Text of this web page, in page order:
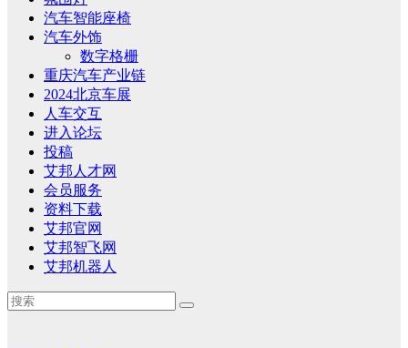
汽车智能座椅
汽车外饰
数字格栅
重庆汽车产业链
2024北京车展
人车交互
进入论坛
投稿
艾邦人才网
会员服务
资料下载
艾邦官网
艾邦智飞网
艾邦机器人